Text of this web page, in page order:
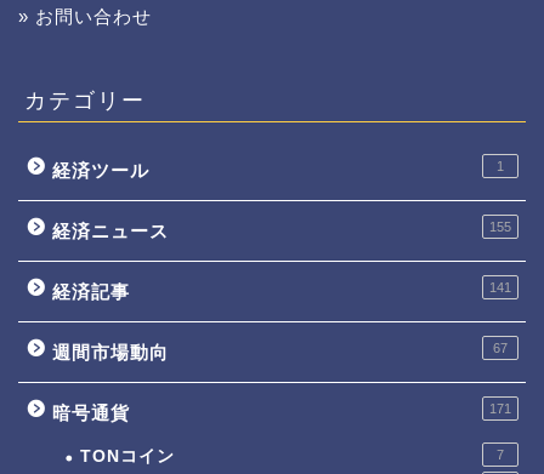
» お問い合わせ
カテゴリー
経済ツール 1
経済ニュース 155
経済記事 141
週間市場動向 67
暗号通貨 171
TONコイン 7